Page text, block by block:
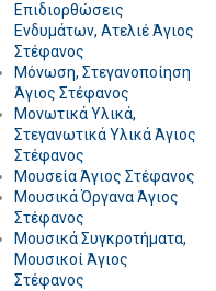
Επιδιορθώσεις
Ενδυμάτων, Ατελιέ Άγιος
Στέφανος
Μόνωση, Στεγανοποίηση
Άγιος Στέφανος
Μονωτικά Υλικά,
Στεγανωτικά Υλικά Άγιος
Στέφανος
Μουσεία Άγιος Στέφανος
Μουσικά Όργανα Άγιος
Στέφανος
Μουσικά Συγκροτήματα,
Μουσικοί Άγιος
Στέφανος